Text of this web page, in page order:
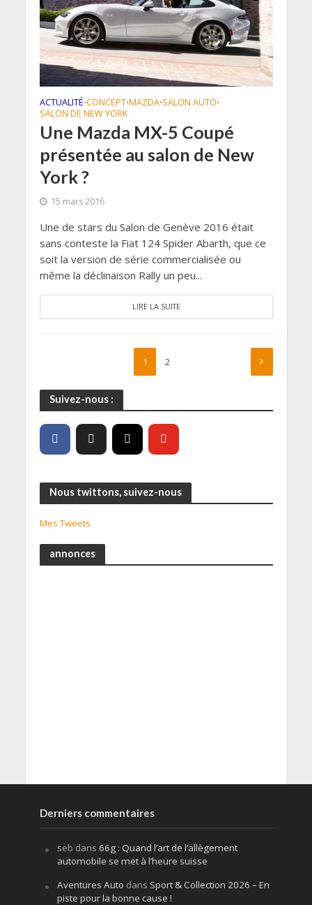
ACTUALITÉ•CONCEPT•MAZDA•SALON AUTO•
SALON DE NEW YORK
Une Mazda MX-5 Coupé
présentée au salon de New
York ?
15 mars 2016
Une de stars du Salon de Genève 2016 était
sans conteste la Fiat 124 Spider Abarth, que ce
soit la version de série commercialisée ou
même la déclinaison Rally un peu...
LIRE LA SUITE
1 2
Suivez-nous :
Nous twittons, suivez-nous
Mes Tweets
annonces
Derniers commentaires
seb dans 66g : Quand l’art de l’allègement
automobile se met à l’heure suisse
Aventures Auto dans Sport & Collection 2026 – En
piste pour la bonne cause !